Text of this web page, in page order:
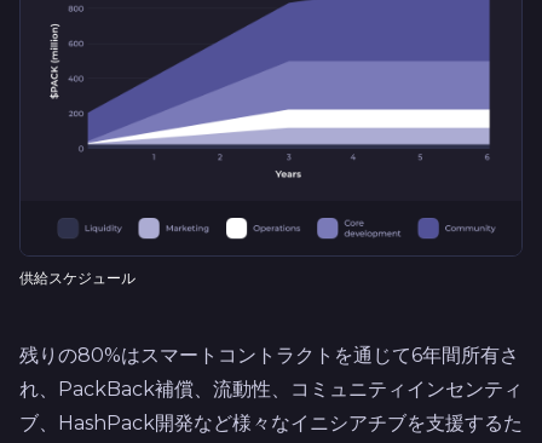
供給スケジュール
残りの80%はスマートコントラクトを通じて6年間所有さ
れ、PackBack補償、流動性、コミュニティインセンティ
ブ、HashPack開発など様々なイニシアチブを支援するた